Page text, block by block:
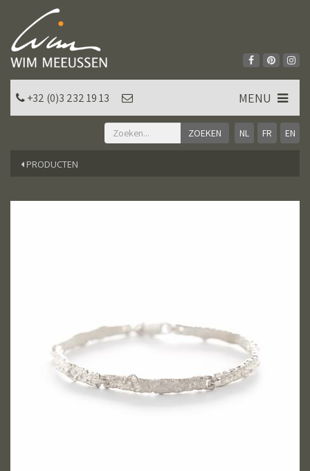
NL FR EN
+32 (0)3 232 19 13 MENU
PRODUCTEN